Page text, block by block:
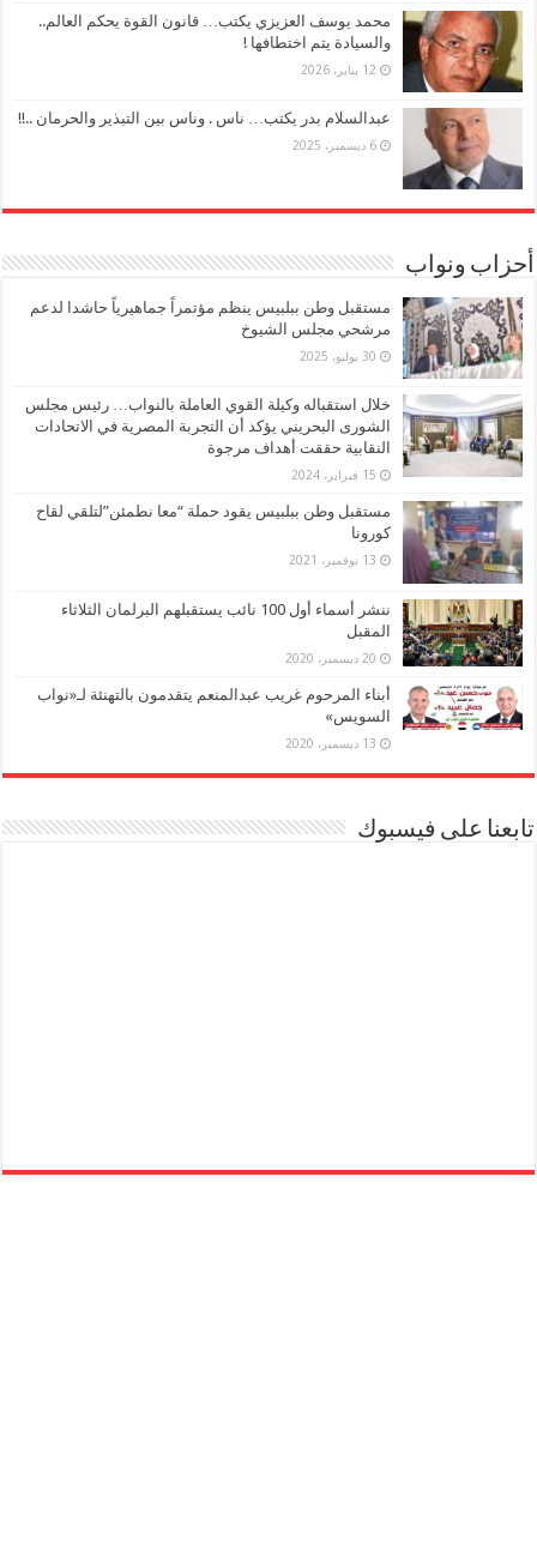
محمد يوسف العزيزي يكتب… قانون القوة يحكم العالم..
والسيادة يتم اختطافها !
12 يناير، 2026
عبدالسلام بدر يكتب… ناس . وناس بين التبذير والحرمان ..!!
6 ديسمبر، 2025
أحزاب ونواب
مستقبل وطن ببلبيس ينظم مؤتمراً جماهيرياً حاشدا لدعم
مرشحي مجلس الشيوخ
30 يوليو، 2025
خلال استقباله وكيلة القوي العاملة بالنواب… رئيس مجلس
الشورى البحريني يؤكد أن التجربة المصرية في الاتحادات
النقابية حققت أهداف مرجوة
15 فبراير، 2024
مستقبل وطن ببلبيس يقود حملة “معا نطمئن”لتلقي لقاح
كورونا
13 نوفمبر، 2021
ننشر أسماء أول 100 نائب يستقبلهم البرلمان الثلاثاء
المقبل
20 ديسمبر، 2020
أبناء المرحوم غريب عبدالمنعم يتقدمون بالتهنئة لـ«نواب
السويس»
13 ديسمبر، 2020
تابعنا على فيسبوك